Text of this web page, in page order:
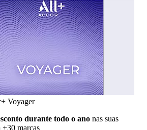
Voyager
durante todo o ano nas suas
+30 marcas